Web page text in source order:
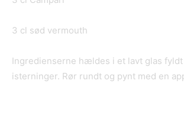
3 cl sød vermouth
Ingredienserne hældes i et lavt glas fyldt
isterninger. Rør rundt og pynt med en